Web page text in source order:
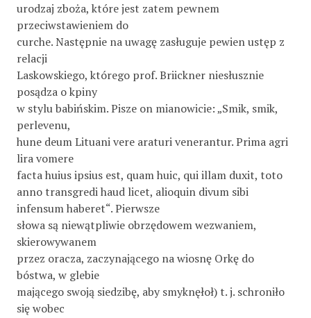
urodzaj zboża, które jest zatem pewnem
przeciwstawieniem do
curche. Następnie na uwagę zasługuje pewien ustęp z
relacji
Laskowskiego, którego prof. Briickner niesłusznie
posądza o kpiny
w stylu babińskim. Pisze on mianowicie: „Smik, smik,
perlevenu,
hune deum Lituani vere araturi venerantur. Prima agri
lira vomere
facta huius ipsius est, quam huic, qui illam duxit, toto
anno transgredi haud licet, alioquin divum sibi
infensum haberet“. Pierwsze
słowa są niewątpliwie obrzędowem wezwaniem,
skierowywanem
przez oracza, zaczynającego na wiosnę Orkę do
bóstwa, w glebie
mającego swoją siedzibę, aby smyknęłoł) t. j. schroniło
się wobec